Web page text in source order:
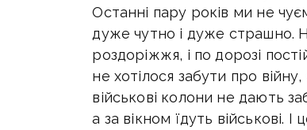
Останні пару років ми не
дуже чутно і дуже страшно.
роздоріжжя, і по дорозі
не хотілося забути про
військові колони не дають
а за вікном їдуть військові. І